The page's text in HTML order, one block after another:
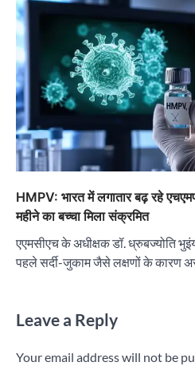
HMPV: भारत में लगातार बढ़ रहे
महीने का बच्चा मिला संक्रमित
एएमसीएच के अधीक्षक डॉ. ध्रुबज्योति
पहले सर्दी-जुकाम जैसे लक्षणों के कारण
Leave a Reply
Your email address will not be